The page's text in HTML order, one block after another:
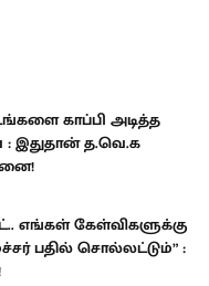
காப்பி அடித்த
இதுதான் த.வெ.க
எங்கள் கேள்விகளுக்கு
பதில் சொல்லட்டும்” :